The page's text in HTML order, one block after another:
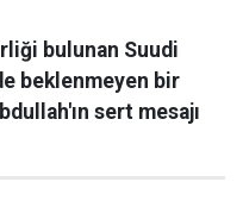
bulunan Suudi
beklenmeyen bir
sert mesajı